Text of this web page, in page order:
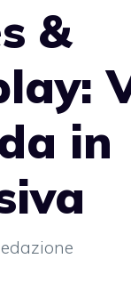
&
in